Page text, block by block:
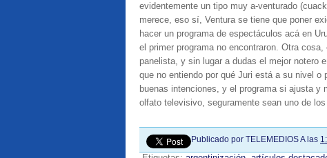
evidentemente un tipo muy a-venturado
merece, eso sí, Ventura se tiene que poner
hacer un programa de espectáculos acá en
el primer programa no encontraron. Otra
panelista, y sin lugar a dudas el mejor notero
que no entiendo por qué Juri está a su nivel
buenas intenciones, y el programa si ajusta y
olfato televisivo, seguramente sean uno de
Publicado por TELEMEDIOSA las